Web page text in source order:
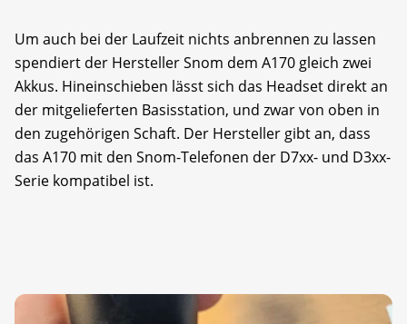
Um auch bei der Laufzeit nichts anbrennen zu lassen
spendiert der Hersteller Snom dem A170 gleich zwei
Akkus. Hineinschieben lässt sich das Headset direkt an
der mitgelieferten Basisstation, und zwar von oben in
den zugehörigen Schaft. Der Hersteller gibt an, dass
das A170 mit den Snom-Telefonen der D7xx- und D3xx-
Serie kompatibel ist.